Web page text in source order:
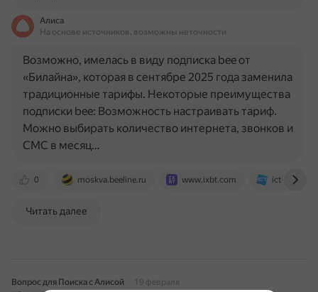
Алиса
На основе источников, возможны неточности
0 moskva.beeline.ru www.ixbt.com ict-online.ru
Возможно, имелась в виду подписка bee от
«Билайна», которая в сентябре 2025 года заменила
традиционные тарифы. Некоторые преимущества
подписки bee: Возможность настраивать тариф.
Можно выбирать количество интернета, звонков и
СМС в месяц…
Читать далее
Вопрос для Поиска с Алисой
19 февраля